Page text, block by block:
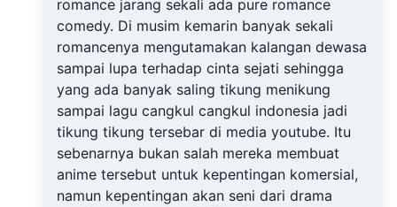
romance jarang sekali ada pure romance
comedy. Di musim kemarin banyak sekali
romancenya mengutamakan kalangan dewasa
sampai lupa terhadap cinta sejati sehingga
yang ada banyak saling tikung menikung
sampai lagu cangkul cangkul indonesia jadi
tikung tikung tersebar di media youtube. Itu
sebenarnya bukan salah mereka membuat
anime tersebut untuk kepentingan komersial,
namun kepentingan akan seni dari drama